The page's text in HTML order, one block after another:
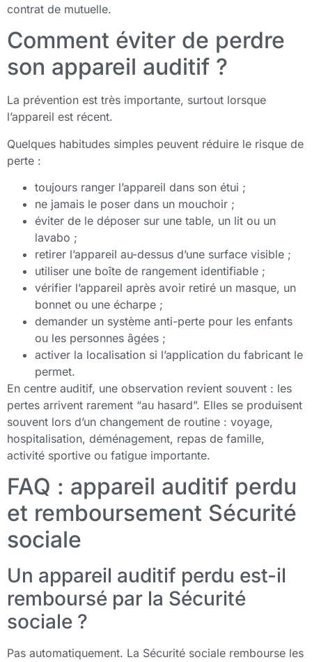
contrat de mutuelle.
Comment éviter de perdre
son appareil auditif ?
La prévention est très importante, surtout lorsque
l’appareil est récent.
Quelques habitudes simples peuvent réduire le risque de
perte :
toujours ranger l’appareil dans son étui ;
ne jamais le poser dans un mouchoir ;
éviter de le déposer sur une table, un lit ou un
lavabo ;
retirer l’appareil au-dessus d’une surface visible ;
utiliser une boîte de rangement identifiable ;
vérifier l’appareil après avoir retiré un masque, un
bonnet ou une écharpe ;
demander un système anti-perte pour les enfants
ou les personnes âgées ;
activer la localisation si l’application du fabricant le
permet.
En centre auditif, une observation revient souvent : les
pertes arrivent rarement “au hasard”. Elles se produisent
souvent lors d’un changement de routine : voyage,
hospitalisation, déménagement, repas de famille,
activité sportive ou fatigue importante.
FAQ : appareil auditif perdu
et remboursement Sécurité
sociale
Un appareil auditif perdu est-il
remboursé par la Sécurité
sociale ?
Pas automatiquement. La Sécurité sociale rembourse les